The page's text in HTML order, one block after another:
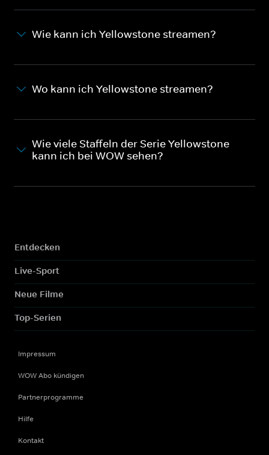
Wie kann ich Yellowstone streamen?
Wo kann ich Yellowstone streamen?
Wie viele Staffeln der Serie Yellowstone
kann ich bei WOW sehen?
Entdecken
Live-Sport
Neue Filme
Top-Serien
Impressum
WOW Abo kündigen
Partnerprogramme
Hilfe
Kontakt